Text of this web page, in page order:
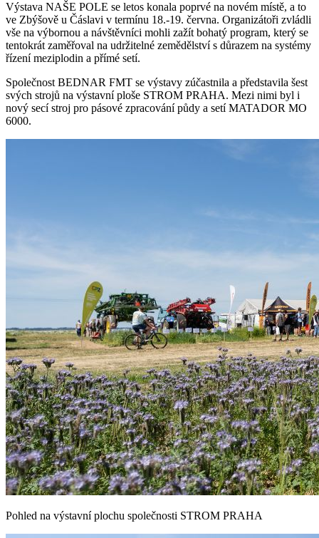
Výstava NAŠE POLE se letos konala poprvé na novém místě, a to
ve Zbýšově u Čáslavi v termínu 18.-19. června. Organizátoři zvládli
vše na výbornou a návštěvníci mohli zažít bohatý program, který se
tentokrát zaměřoval na udržitelné zemědělství s důrazem na systémy
řízení meziplodin a přímé setí.
Společnost BEDNAR FMT se výstavy zúčastnila a představila šest
svých strojů na výstavní ploše STROM PRAHA. Mezi nimi byl i
nový secí stroj pro pásové zpracování půdy a setí MATADOR MO
6000.
Pohled na výstavní plochu společnosti STROM PRAHA